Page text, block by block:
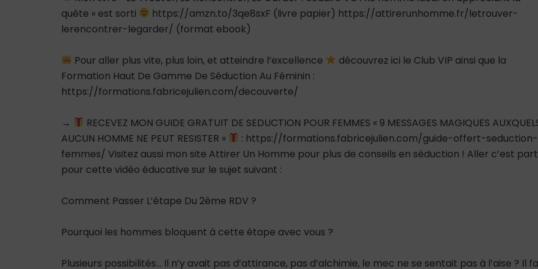
quête » est sorti
https://amzn.to/3qe8sxF (livre papier) https://attirerunhomme.fr/letrouver-
lerencontrer-legarder/ (format ebook)
Pour aller plus vite, plus loin, et atteindre l’excellence
découvrez ici le Club VIP ainsi que la
Formation Haut De Gamme De Séduction Au Féminin :
https://formations.fabricejulien.com/decouverte/
→
RECEVEZ MON GUIDE GRATUIT DE SEDUCTION POUR FEMMES « 9 MESSAGES MAGIQUES
AUCUN HOMME NE PEUT RESISTER »
: https://formations.fabricejulien.com/guide-offert-seduction-
femmes/ Visitez aussi mon site Attirer Un Homme pour plus de conseils en séduction ! Aller c’est
pour cette vidéo éducative sur le sujet suivant :
Comment Passer L’étape Du 2ème RDV ?
Pourquoi les hommes bloquent à cette étape avec vous ?
Plusieurs possibilités… Il n’y avait pas d’attirance, pas d’alchimie, le mec ne se sentait pas à l’aise ? Il